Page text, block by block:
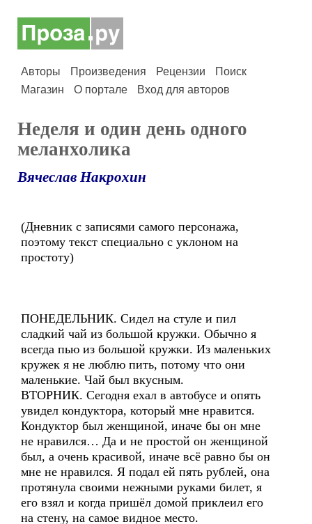
Авторы Произведения Рецензии
Поиск
Магазин
О портале Вход для авторов
Неделя и один день одного
меланхолика
Вячеслав Накрохин
(Дневник с записями самого персонажа,
поэтому текст специально с уклоном на
простоту)
ПОНЕДЕЛЬНИК. Сидел на стуле и пил
сладкий чай из большой кружки. Обычно я
всегда пью из большой кружки. Из маленьких
кружек я не люблю пить, потому что они
маленькие. Чай был вкусным.
ВТОРНИК. Сегодня ехал в автобусе и опять
увидел кондуктора, который мне нравится.
Кондуктор был женщиной, иначе бы он мне
не нравился… Да и не простой он женщиной
был, а очень красивой, иначе всё равно бы он
мне не нравился. Я подал ей пять рублей, она
протянула своими нежными руками билет, я
его взял и когда пришёл домой приклеил его
на стену, на самое видное место.